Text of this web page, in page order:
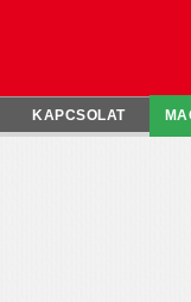
KAPCSOLAT